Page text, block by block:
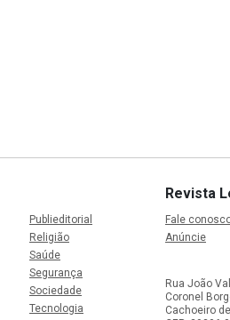
Publieditorial
Religião
Saúde
Segurança
Sociedade
Tecnologia
Revista
Fale
Anúncie
Rua João
Coronel
Cachoeiro